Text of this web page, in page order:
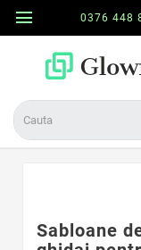
menu 0376 448
Sabloane